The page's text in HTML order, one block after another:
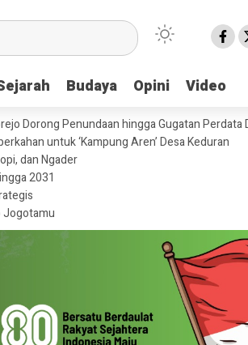
Budaya Opini Video
Budaya Opini Video
Dorong Penundaan hingga Gugatan Perdata
untuk ‘Kampung Aren’ Desa Keduran
dan Ngader
2031
Jogotamu